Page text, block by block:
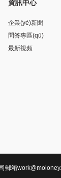
資訊中心
企業(yè)新聞
問答專區(qū)
最新視頻
司郵箱